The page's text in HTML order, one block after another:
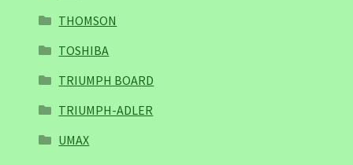
THOMSON
TOSHIBA
TRIUMPH BOARD
TRIUMPH-ADLER
UMAX